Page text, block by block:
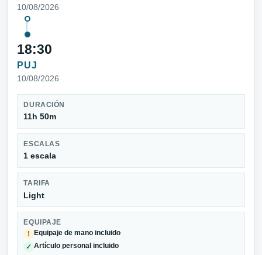
10/08/2026
18:30
PUJ
10/08/2026
DURACIÓN
11h 50m
ESCALAS
1 escala
TARIFA
Light
EQUIPAJE
!
Equipaje de mano incluido
✓ Artículo personal incluido